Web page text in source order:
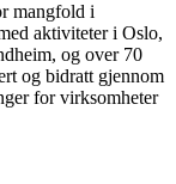
mangfold i
aktiviteter i Oslo,
og over 70
og bidratt gjennom
for virksomheter